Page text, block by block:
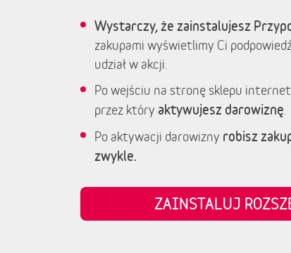
Wystarczy, że zainstalujesz
zakupami wyświetlimy Ci
udział w akcji.
Po wejściu na stronę sklepu
przez który aktywujesz darowiznę
Po aktywacji darowizny robisz
zwykle.
ZAINSTALUJ